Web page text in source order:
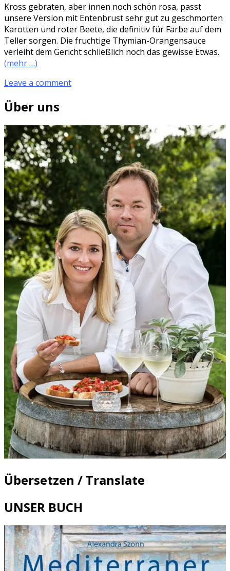
Kross gebraten, aber innen noch schön rosa, passt
unsere Version mit Entenbrust sehr gut zu geschmorten
Karotten und roter Beete, die definitiv für Farbe auf dem
Teller sorgen. Die fruchtige Thymian-Orangensauce
verleiht dem Gericht schließlich noch das gewisse Etwas.
(mehr …)
Leave a comment
Über uns
Übersetzen / Translate
UNSER BUCH